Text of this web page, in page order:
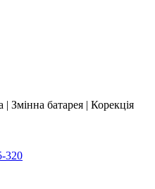
| Змінна батарея | Корекція